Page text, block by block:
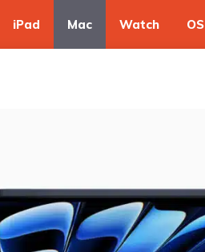
iPad Mac Watch OS